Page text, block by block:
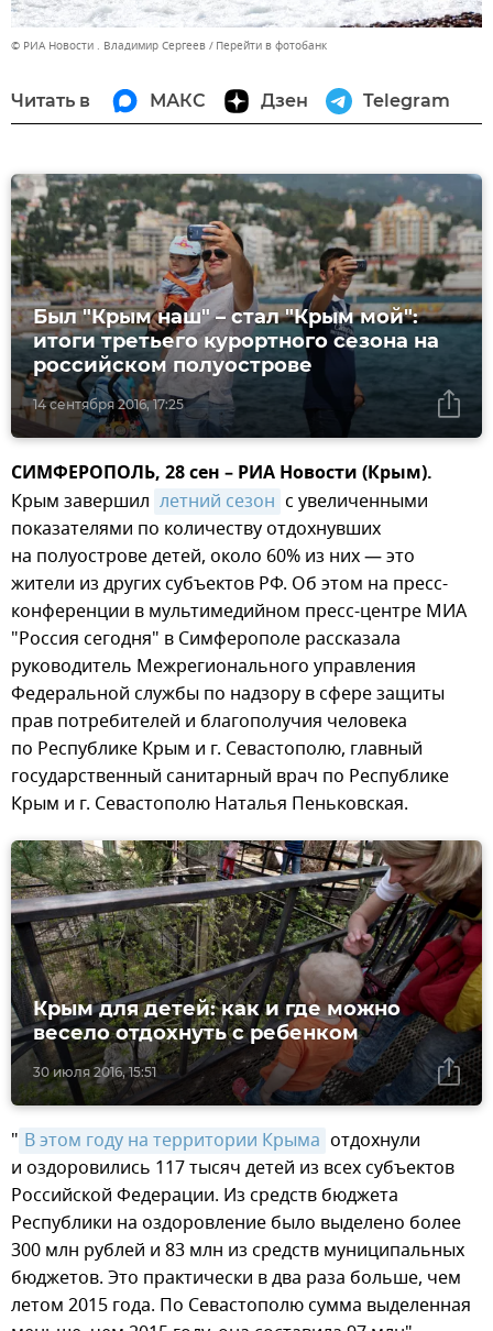
© РИА Новости . Владимир Сергеев Перейти в фотобанк
Читать в МАКС Дзен Telegram
14 сентября 2016, 17:25
Был "Крым наш" – стал "Крым мой":
итоги третьего курортного сезона на
российском полуострове
СИМФЕРОПОЛЬ, 28 сен – РИА Новости (Крым).
Крым завершил летний сезон с увеличенными
показателями по количеству отдохнувших
на полуострове детей, около 60% из них — это
жители из других субъектов РФ. Об этом на пресс-
конференции в мультимедийном пресс-центре МИА
"Россия сегодня" в Симферополе рассказала
руководитель Межрегионального управления
Федеральной службы по надзору в сфере защиты
прав потребителей и благополучия человека
по Республике Крым и г. Севастополю, главный
государственный санитарный врач по Республике
Крым и г. Севастополю Наталья Пеньковская.
30 июля 2016, 15:51
Крым для детей: как и где можно
весело отдохнуть с ребенком
" В этом году на территории Крыма отдохнули
и оздоровились 117 тысяч детей из всех субъектов
Российской Федерации. Из средств бюджета
Республики на оздоровление было выделено более
300 млн рублей и 83 млн из средств муниципальных
бюджетов. Это практически в два раза больше, чем
летом 2015 года. По Севастополю сумма выделенная